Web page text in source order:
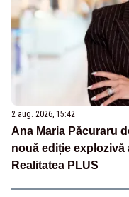
2 aug. 2026, 15:42
Ana Maria Păcuraru
nouă ediție explozivă
Realitatea PLUS